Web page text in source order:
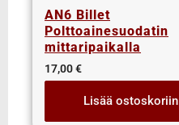
1/4" liittimet
3/4" letkut
3/4" liittimet
3/8" letkut
3/8" liittimet
AN6 Billet
Polttoainesuodatin
mittaripaikalla
17,00€
Lisää ostoskoriin